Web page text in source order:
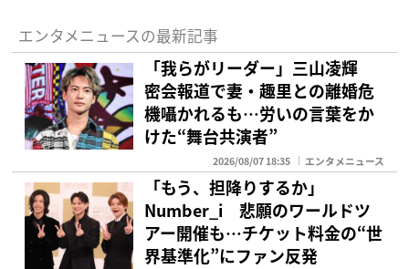
エンタメニュースの最新記事
「我らがリーダー」三山凌輝
密会報道で妻・趣里との離婚危
機囁かれるも…労いの言葉をか
けた“舞台共演者”
2026/08/07 18:35 エンタメニュース
「もう、担降りするか」
Number_i 悲願のワールドツ
アー開催も…チケット料金の“世
界基準化”にファン反発